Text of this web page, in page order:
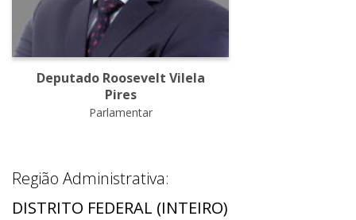
Deputado Roosevelt Vilela
Pires
Parlamentar
Região Administrativa:
DISTRITO FEDERAL (INTEIRO)